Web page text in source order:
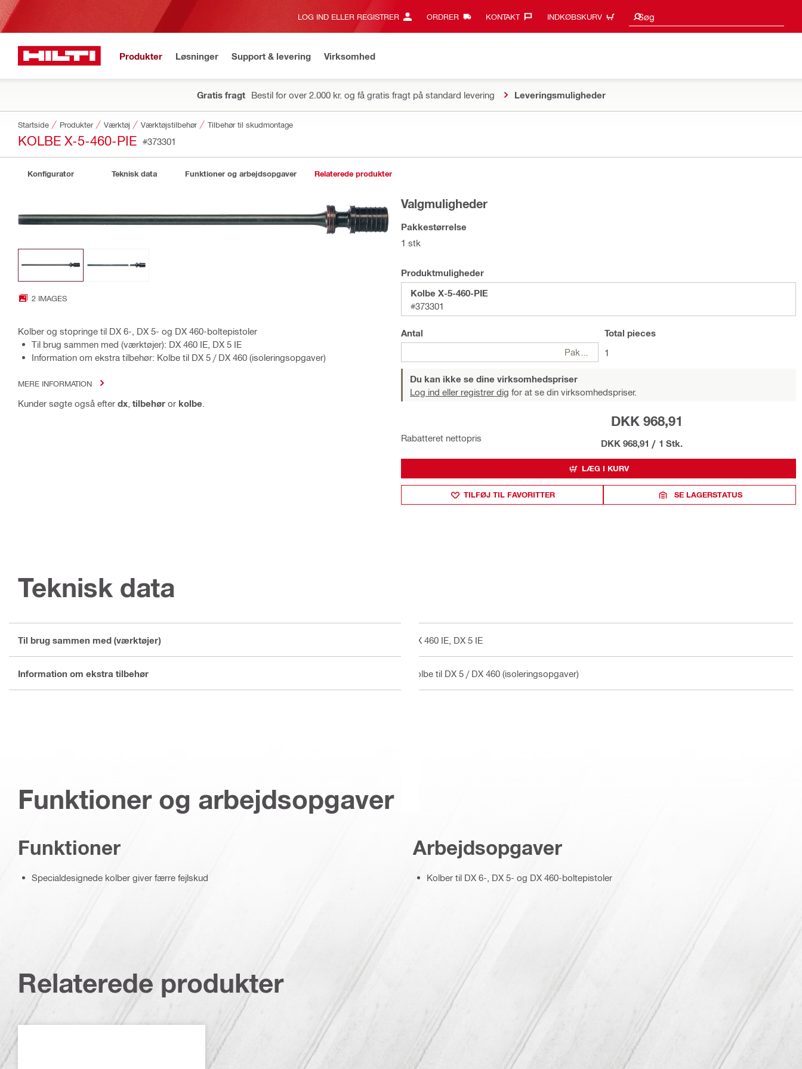
LOG IND ELLER REGISTRER ORDRER KONTAKT‎ INDKØBSKURV Søg
Søgeresultater
Produkter Løsninger Support & levering Virksomhed
Gratis fragt Bestil for over 2.000 kr. og få gratis fragt på standard levering Leveringsmuligheder
Startside Produkter Værktøj Værktøjstilbehør Tilbehør til skudmontage
KOLBE X-5-460-PIE #373301
Konfigurator Teknisk data Funktioner og arbejdsopgaver Relaterede produkter
2 IMAGES
Kolber og stopringe til DX 6-, DX 5- og DX 460-boltepistoler
Til brug sammen med (værktøjer): DX 460 IE, DX 5 IE
Information om ekstra tilbehør: Kolbe til DX 5 / DX 460 (isoleringsopgaver)
MERE INFORMATION
Kunder søgte også efter dx tilbehør or kolbe
Valgmuligheder
Pakkestørrelse
1 stk
Produktmuligheder
Kolbe X-5-460-PIE
#373301
Antal
Pakker
Total pieces
1
Du kan ikke se dine virksomhedspriser
Log ind eller registrer dig for at se din virksomhedspriser.
Rabatteret nettopris
DKK 968,91
DKK 968,91 / 1 Stk.
LÆG I KURV
TILFØJ TIL FAVORITTER SE LAGERSTATUS
Teknisk data
Til brug sammen med (værktøjer) DX 460 IE, DX 5 IE
Information om ekstra tilbehør Kolbe til DX 5 / DX 460 (isoleringsopgaver)
Funktioner og arbejdsopgaver
Funktioner
Specialdesignede kolber giver færre fejlskud
Arbejdsopgaver
Kolber til DX 6-, DX 5- og DX 460-boltepistoler
Relaterede produkter